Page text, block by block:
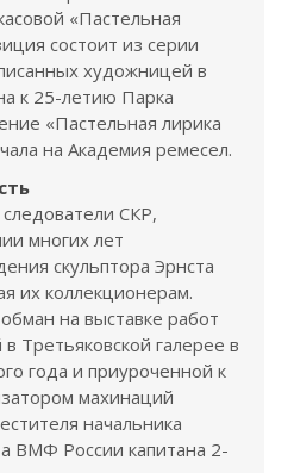
«Пастельная
состоит из серии
художницей в
к 25-летию Парка
«Пастельная лирика
на Академия ремесел.
СКР,
многих лет
скульптора Эрнста
их коллекционерам.
на выставке работ
Третьяковской галерее в
года и приуроченной к
махинаций
начальника
ВМФ России капитана 2-